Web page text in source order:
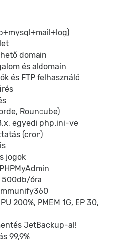
domain
és aldomain
és FTP felhasználó
Rouncube)
egyedi php.ini-vel
(cron)
jogok
500db/óra
200%, PMEM 1G, EP 30,
JetBackup-al!
99,9%